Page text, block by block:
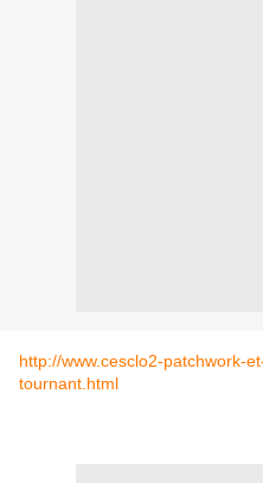
http://www.cesclo2-patchwork-
tournant.html